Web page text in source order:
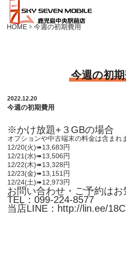
HOME 今週の初期費用
今週の初
2022.12.20
今週の初期費用
※かけ放題+３GBの場合
オプションや中古端末の料金は含まれ
12/20(火)➠13,683円
12/21(水)➠13,506円
12/22(木)➠13,328円
12/23(金)➠13,151円
12/24(土)➠12,973円
お問い合わせ・ご予約はお
TEL：099-224-8577
当店LINE： http://lin.ee/